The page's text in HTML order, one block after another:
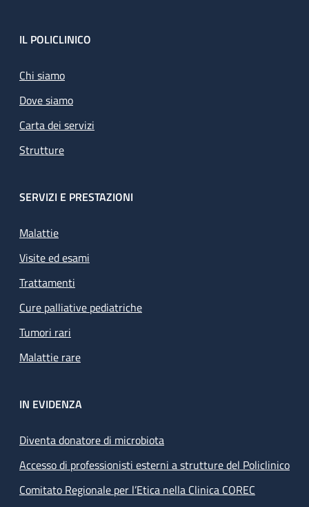
Footer
IL POLICLINICO
Chi siamo
Dove siamo
Carta dei servizi
Strutture
SERVIZI E PRESTAZIONI
Malattie
Visite ed esami
Trattamenti
Cure palliative pediatriche
Tumori rari
Malattie rare
IN EVIDENZA
Diventa donatore di microbiota
Accesso di professionisti esterni a strutture del Policlinico
Comitato Regionale per l’Etica nella Clinica COREC